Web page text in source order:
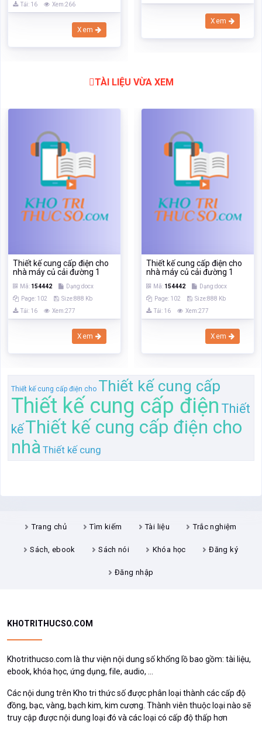
Tải: 16
Xem:266
Xem
Xem
TÀI LIỆU VỪA XEM
Thiết kế cung cấp điện cho
nhà máy củ cải đường 1
Mã: 154442
Dạng:docx
Page: 102
Size:888 Kb
Tải: 16
Xem:277
Xem
Thiết kế cung cấp điện cho
nhà máy củ cải đường 1
Mã: 154442
Dạng:docx
Page: 102
Size:888 Kb
Tải: 16
Xem:277
Xem
Thiết kế cung cấp điện cho Thiết kế cung cấp
Thiết kế cung cấp điện Thiết
kếThiết kế cung cấp điện cho
nhà Thiết kế cung
Trang chủ Tìm kiếm Tài liệu Trắc nghiệm
Sách, ebook Sách nói Khóa học Đăng ký
Đăng nhập
KHOTRITHUCSO.COM
Khotrithucso.com là thư viện nội dung số khổng lồ bao gồm: tài liệu,
ebook, khóa học, ứng dụng, file, audio, ...
Các nội dung trên Kho tri thức số được phân loại thành các cấp độ
đồng, bạc, vàng, bạch kim, kim cương. Thành viên thuộc loại nào sẽ
truy cập được nội dung loại đó và các loại có cấp độ thấp hơn